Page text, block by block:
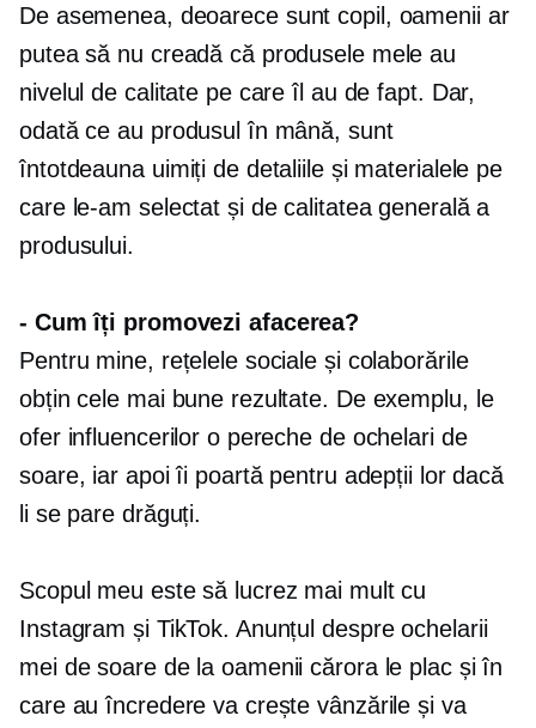
De asemenea, deoarece sunt copil, oamenii ar
putea să nu creadă că produsele mele au
nivelul de calitate pe care îl au de fapt. Dar,
odată ce au produsul în mână, sunt
întotdeauna uimiți de detaliile și materialele pe
care le-am selectat și de calitatea generală a
produsului.
- Cum îți promovezi afacerea?
Pentru mine, rețelele sociale și colaborările
obțin cele mai bune rezultate. De exemplu, le
ofer influencerilor o pereche de ochelari de
soare, iar apoi îi poartă pentru adepții lor dacă
li se pare drăguți.
Scopul meu este să lucrez mai mult cu
Instagram și TikTok. Anunțul despre ochelarii
mei de soare de la oamenii cărora le plac și în
care au încredere va crește vânzările și va